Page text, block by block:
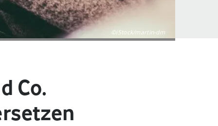
©iStock/martin-dm
Co.